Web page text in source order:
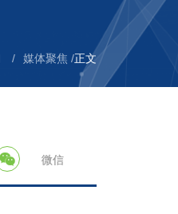
/ 媒体聚焦 /正文
微信